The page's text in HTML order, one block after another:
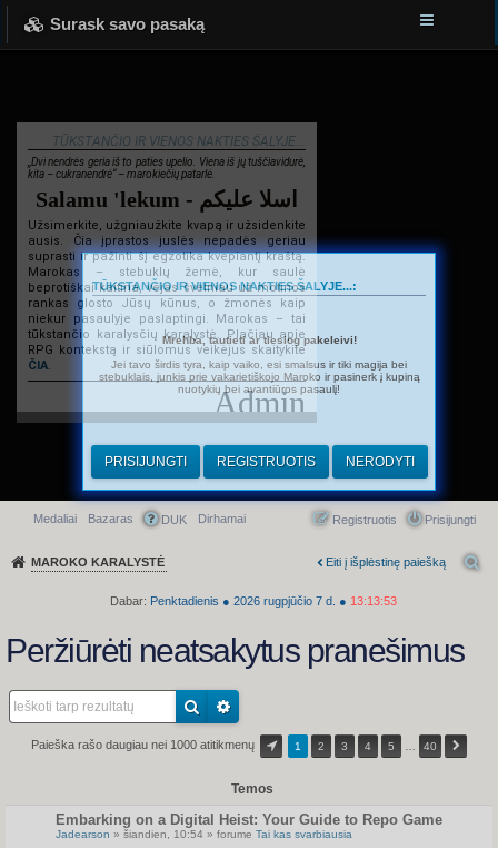
Surask savo pasaką
TŪKSTANČIO IR VIENOS NAKTIES ŠALYJE...
„Dvi nendrės geria iš to paties upelio. Viena iš jų tuščiavidurė,
kita – cukranendrė“ – marokiečių patarlė.
Salamu 'lekum - اسلا عليكم
Užsimerkite, užgniaužkite kvapą ir užsidenkite
ausis. Čia įprastos juslės nepadės geriau
suprasti ir pažinti šį egzotika kvepiantį kraštą.
Marokas – stebuklų žemė, kur saulė
beprotiškai kaitina, vėjas švelniau už motinos
rankas glosto Jūsų kūnus, o žmonės kaip
niekur pasaulyje paslaptingi. Marokas – tai
tūkstančio karalysčių karalystė. Plačiau apie
RPG kontekstą ir siūlomus veikėjus skaitykite
ČIA.
Admin
Greitasis meniu
Medaliai Bazaras DUK Dirhamai Prisijungti
Registruotis
MAROKO KARALYSTĖ Eiti į išplėstinę paiešką
Dabar: Penktadienis ● 2026 rugpjūčio 7 d. ● 13:13:53
TŪKSTANČIO IR VIENOS NAKTIES ŠALYJE...:
Mrehba, tautieti ar tiesiog pakeleivi!
Jei tavo širdis tyra, kaip vaiko, esi smalsus ir tiki magija bei
stebuklais, junkis prie vakarietiškojo Maroko ir pasinerk į kupiną
nuotykių bei avantiūros pasaulį!
PRISIJUNGTI REGISTRUOTIS NERODYTI
Peržiūrėti neatsakytus pranešimus
Paieška rašo daugiau nei 1000 atitikmenų 1 2 3 4 5 40
Temos
Embarking on a Digital Heist: Your Guide to Repo Game
Jadearson » šiandien, 10:54 » forume Tai kas svarbiausia